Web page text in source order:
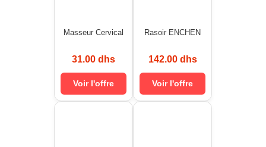
Masseur Cervical
31.00 dhs
Voir l'offre
Rasoir ENCHEN
142.00 dhs
Voir l'offre